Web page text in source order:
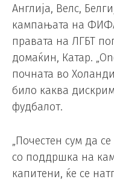
Англија, Велс,
кампањата на
правата на ЛГБТ
домаќин, Катар.
почната во
било каква
фудбалот.
„Почестен сум да
со поддршка на
капитени, ќе се